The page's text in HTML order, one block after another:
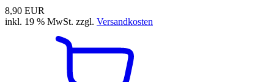
8,90 EUR
inkl. 19 % MwSt. zzgl. Versandkosten